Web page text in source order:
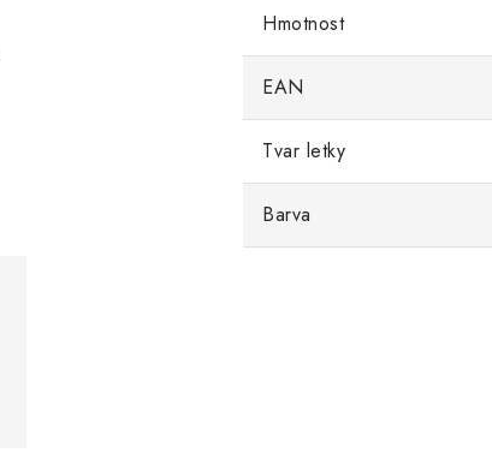
Hmotnost
EAN
Tvar letky
Barva